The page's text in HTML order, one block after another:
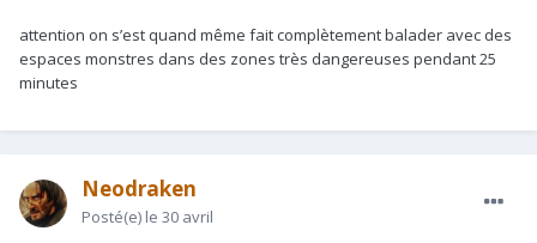
attention on s’est quand même fait complètement balader avec des
espaces monstres dans des zones très dangereuses pendant 25
minutes
Neodraken
Posté(e) le 30 avril